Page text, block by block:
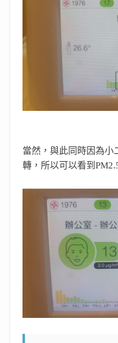
當然，與此同時因為小
轉，所以可以看到